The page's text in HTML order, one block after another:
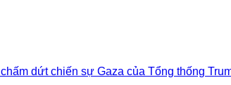
dứt chiến sự Gaza của Tổng thống